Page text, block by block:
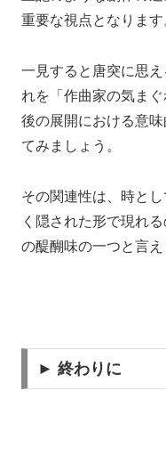
重要な視点となります
一見すると唐突に思
れを「作曲家の気ま
後の展開における意
てみましょう。
その関連性は、時と
く隠された形で現れ
の醍醐味の一つと言え
► 終わりに